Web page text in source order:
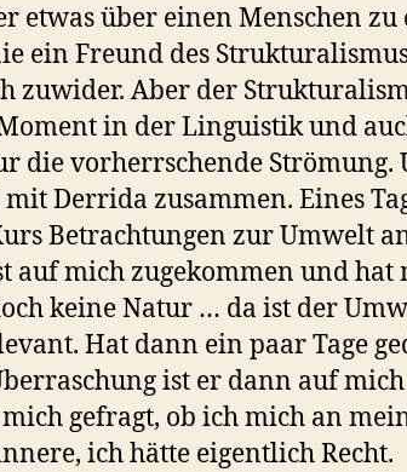
etwas über einen Menschen
ein Freund des
zuwider. Aber der
in der Linguistik und
die vorherrschende Strömung.
Derrida zusammen. Eines
Betrachtungen zur Umwelt
auf mich zugekommen und hat
keine Natur … da ist der
Hat dann ein paar Tage
ist er dann auf
gefragt, ob ich mich an
ich hätte eigentlich Recht.